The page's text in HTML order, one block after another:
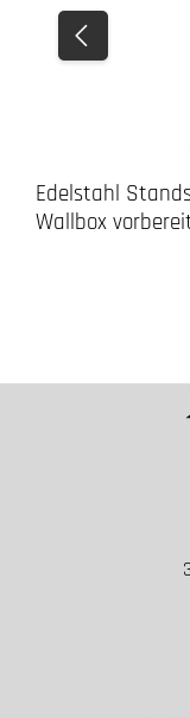
Edelstahl
Wallbox